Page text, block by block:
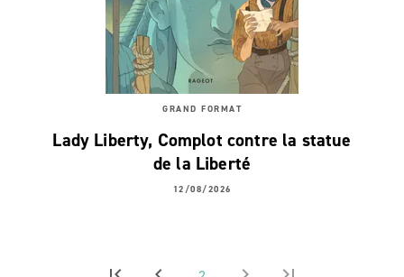
GRAND FORMAT
Lady Liberty, Complot contre la statue
de la Liberté
12/08/2026